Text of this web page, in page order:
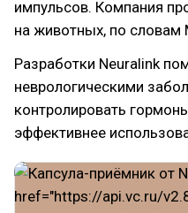
импульсов. Компания
на животных, по словам
Разработки Neuralink
неврологическими
контролировать
эффективнее